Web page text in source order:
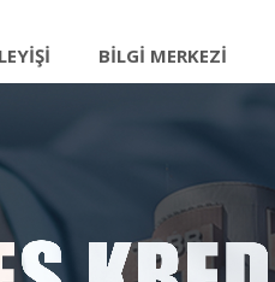
BILGI MERKEZI